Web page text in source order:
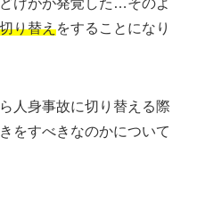
けがが発覚した…そのよ
り替えをすることになり
人身事故に切り替える際
をすべきなのかについて